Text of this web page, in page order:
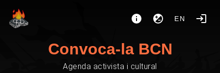
EN
Convoca-la BCN
Agenda activista i cultural